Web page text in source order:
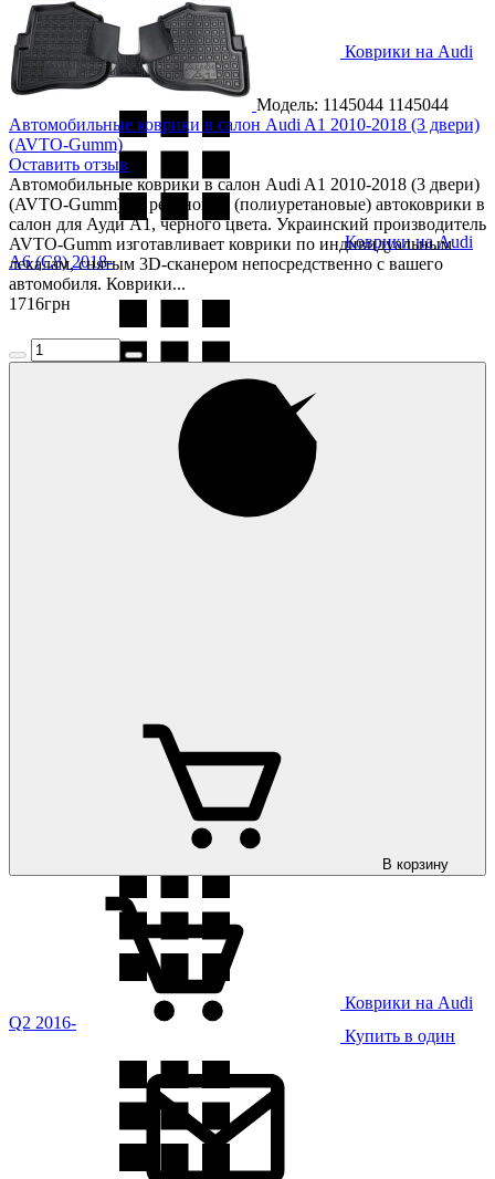
Коврики на Audi
A6 (C7) 2012-
Коврики на Audi
A6 (C8) 2018-
A7 (4G) Sportback 2011-
Коврики на Audi
Q2 2016-
Модель: 1145044 1145044
Автомобильные коврики в салон Audi A1 2010-2018 (3 двери)
(AVTO-Gumm)
Оставить отзыв
Автомобильные коврики в салон Audi A1 2010-2018 (3 двери)
(AVTO-Gumm) — резиновые (полиуретановые) автоковрики в
салон для Ауди А1, чёрного цвета. Украинский производитель
AVTO-Gumm изготавливает коврики по индивидуальным
лекалам, снятым 3D-сканером непосредственно с вашего
автомобиля. Коврики...
1716грн
В корзину
Купить в один